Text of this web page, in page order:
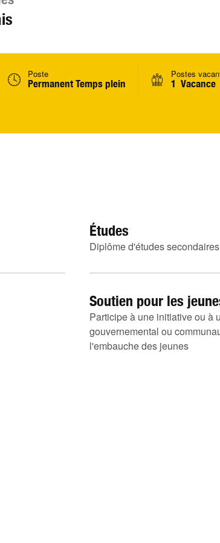
Poste
Permanent Temps plein
Postes
1 Vacance
Études
Diplôme d'études
Soutien pour les
Participe à une initiative ou à
gouvernemental ou
l'embauche des jeunes